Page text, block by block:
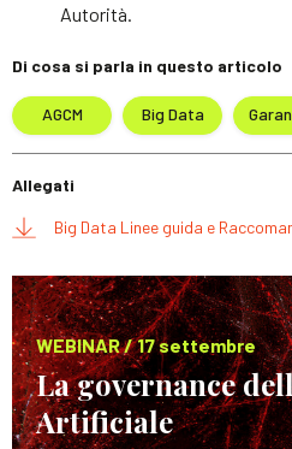
Autorità.
Di cosa si parla in questo articolo
AGCM Big Data
Allegati
Big Data Linee guida e
WEBINAR / 17 settembre
La governance
Artificiale